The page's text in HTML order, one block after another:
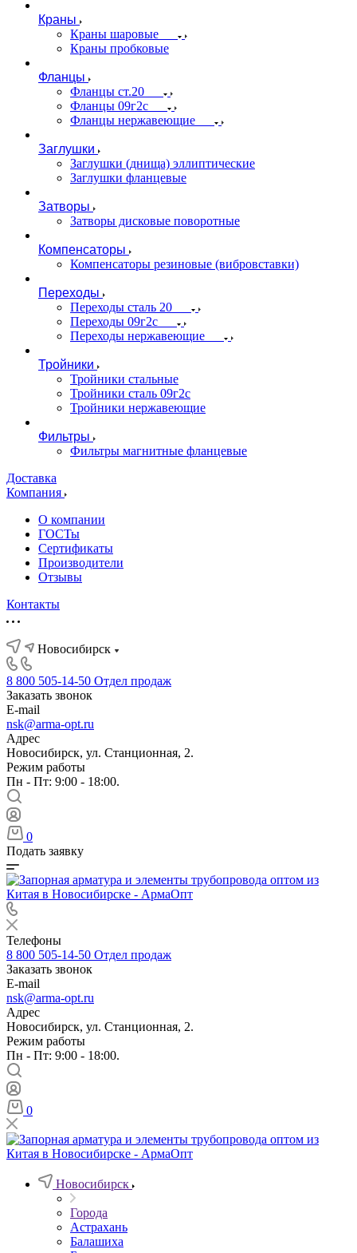
Краны
Краны шаровые
Краны пробковые
Фланцы
Фланцы ст.20
Фланцы 09г2с
Фланцы нержавеющие
Заглушки
Заглушки (днища) эллиптические
Заглушки фланцевые
Затворы
Затворы дисковые поворотные
Компенсаторы
Компенсаторы резиновые (вибровставки)
Переходы
Переходы сталь 20
Переходы 09г2с
Переходы нержавеющие
Тройники
Тройники стальные
Тройники сталь 09г2с
Тройники нержавеющие
Фильтры
Фильтры магнитные фланцевые
Доставка
Компания
О компании
ГОСТы
Сертификаты
Производители
Отзывы
Контакты
Новосибирск
8 800 505-14-50 Отдел продаж
Заказать звонок
E-mail
nsk@arma-opt.ru
Адрес
Новосибирск, ул. Станционная, 2.
Режим работы
Пн - Пт: 9:00 - 18:00.
0
Подать заявку
Телефоны
8 800 505-14-50 Отдел продаж
Заказать звонок
E-mail
nsk@arma-opt.ru
Адрес
Новосибирск, ул. Станционная, 2.
Режим работы
Пн - Пт: 9:00 - 18:00.
0
Новосибирск
Города
Астрахань
Балашиха